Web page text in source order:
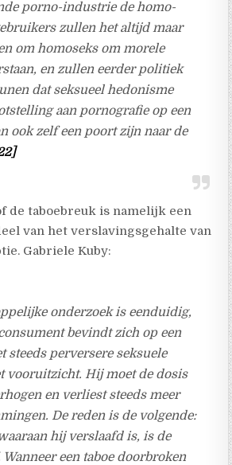
porno-industrie de homo-
zullen het altijd maar
om homoseks om morele
en zullen eerder politiek
dat seksueel hedonisme
aan pornografie op een
ook zelf een poort zijn naar de
de taboebreuk is namelijk een
van het verslavingsgehalte van
Gabriele Kuby:
onderzoek is eenduidig,
bevindt zich op een
steeds perversere seksuele
vooruitzicht. Hij moet de dosis
en verliest steeds meer
De reden is de volgende:
hij verslaafd is, is de
Wanneer een taboe doorbroken